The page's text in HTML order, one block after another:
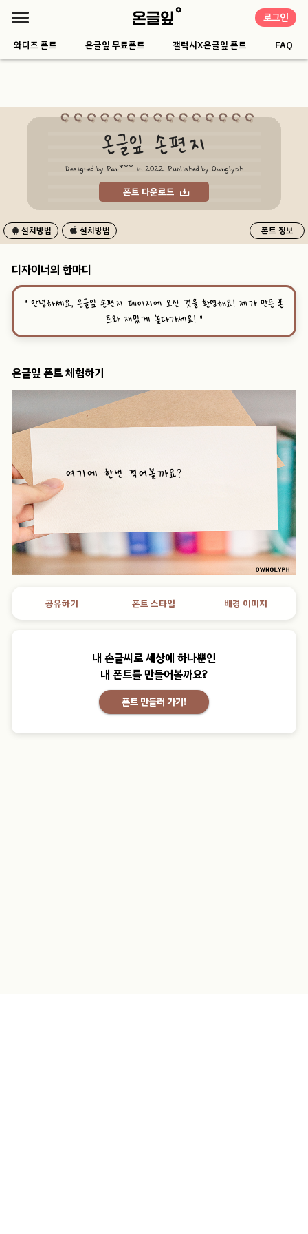
로그인
와디즈 폰트 온글잎 무료폰트 갤럭시X온글잎 폰트 FAQ
온글잎 손편지
Designed by Par*** in 2022. Published by Ownglyph
폰트 다운로드
설치방법 설치방법 폰트 정보
디자이너의 한마디
“ 안녕하세요, 온글잎 손편지 페이지에 오신 것을 환영해요! 제가 만든 폰
트와 재밌게 놀다가세요!”
온글잎 폰트 체험하기
공유하기 폰트 스타일 배경 이미지
내 손글씨로 세상에 하나뿐인
내 폰트를 만들어볼까요?
폰트 만들러 가기!